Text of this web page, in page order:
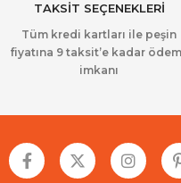
TAKSİT SEÇENEKLERİ
Tüm kredi kartları ile peşin
fiyatına 9 taksit’e kadar
imkanı